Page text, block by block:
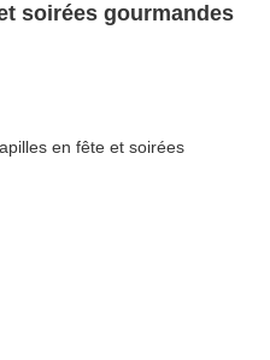
soirées gourmandes